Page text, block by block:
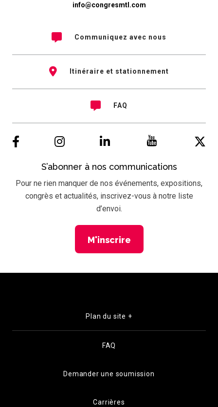
info@congresmtl.com
Communiquez avec nous
Itinéraire et stationnement
FAQ
S’abonner à nos communications
Pour ne rien manquer de nos événements, expositions,
congrès et actualités, inscrivez-vous à notre liste
d’envoi.
M'inscrire
Plan du site +
FAQ
Demander une soumission
Carrières